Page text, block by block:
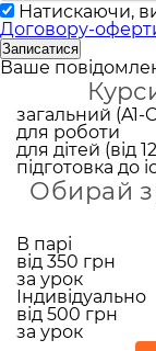
Натискаючи,
Договору-
Записатися
Ваше
загальний (A1-
для роботи
для дітей (від
підготовка до
Обирай
В парі
від 350 грн
за урок
Індивідуально
від 500 грн
за урок